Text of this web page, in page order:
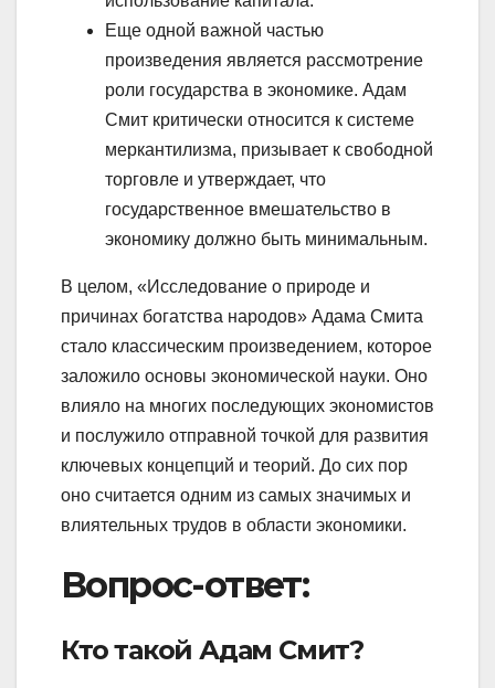
Еще одной важной частью
произведения является рассмотрение
роли государства в экономике. Адам
Смит критически относится к системе
меркантилизма, призывает к свободной
торговле и утверждает, что
государственное вмешательство в
экономику должно быть минимальным.
В целом, «Исследование о природе и
причинах богатства народов» Адама Смита
стало классическим произведением, которое
заложило основы экономической науки. Оно
влияло на многих последующих экономистов
и послужило отправной точкой для развития
ключевых концепций и теорий. До сих пор
оно считается одним из самых значимых и
влиятельных трудов в области экономики.
Вопрос-ответ:
Кто такой Адам Смит?